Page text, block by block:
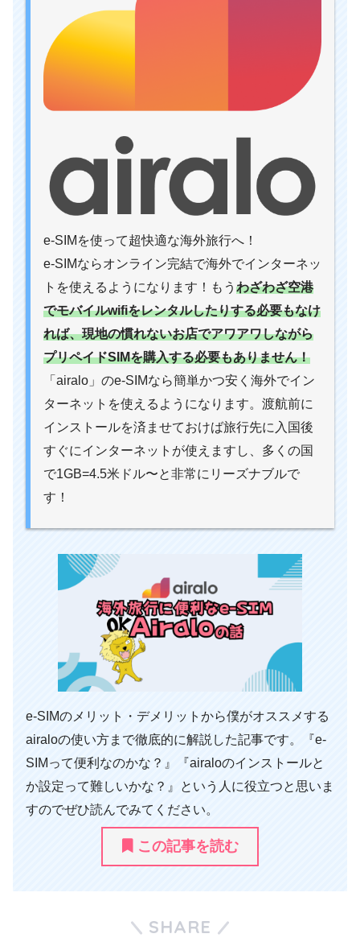
e-SIMを使って超快適な海外旅行へ！
e-SIMならオンライン完結で海外でインターネッ
トを使えるようになります！もう わざわざ空港
でモバイルwifiをレンタルしたりする必要もなけ
れば、現地の慣れないお店でアワアワしながら
プリペイドSIMを購入する必要もありません！
「airalo」のe-SIMなら簡単かつ安く海外でイン
ターネットを使えるようになります。渡航前に
インストールを済ませておけば旅行先に入国後
すぐにインターネットが使えますし、多くの国
で1GB=4.5米ドル〜と非常にリーズナブルで
す！
e-SIMのメリット・デメリットから僕がオススメする
airaloの使い方まで徹底的に解説した記事です。『e-
SIMって便利なのかな？』『airaloのインストールと
か設定って難しいかな？』という人に役立つと思いま
すのでぜひ読んでみてください。
この記事を読む
SHARE